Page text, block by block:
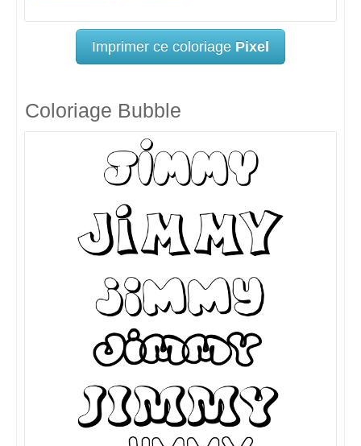
Imprimer ce coloriage Pixel
Coloriage Bubble